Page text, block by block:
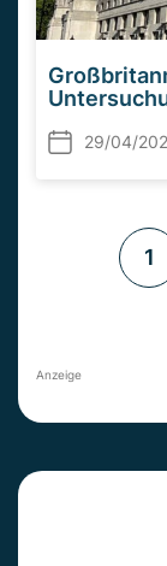
29/04/
1
Anzeige